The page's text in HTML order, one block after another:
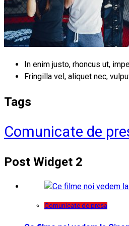
In enim justo, rhoncus ut,
Fringilla vel, aliquet nec,
Tags
Comunicate de
Post Widget 2
Comunicate de presa